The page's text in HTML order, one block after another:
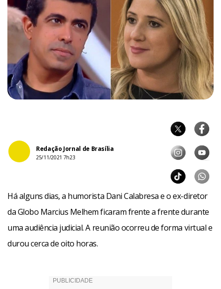
Redação Jornal de Brasília
25/11/2021 7h23
Há alguns dias, a humorista Dani Calabresa e o ex-diretor
da Globo Marcius Melhem ficaram frente a frente durante
uma audiência judicial. A reunião ocorreu de forma virtual e
durou cerca de oito horas.